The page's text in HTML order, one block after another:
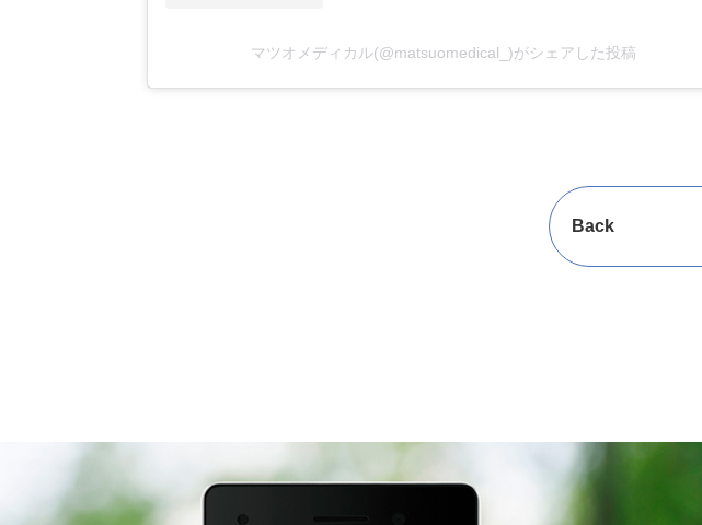
マツオメディカル(@matsuomedical_)がシェアした投稿
Back